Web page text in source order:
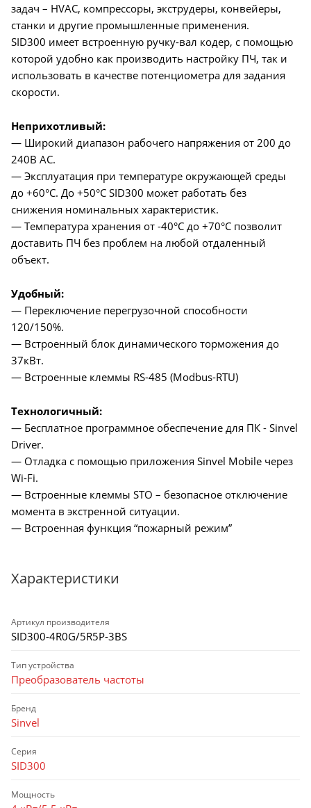
задач – HVAC, компрессоры, экструдеры, конвейеры,
станки и другие промышленные применения.
SID300 имеет встроенную ручку-вал кодер, с помощью
которой удобно как производить настройку ПЧ, так и
использовать в качестве потенциометра для задания
скорости.
Неприхотливый:
— Широкий диапазон рабочего напряжения от 200 до
240В AC.
— Эксплуатация при температуре окружающей среды
до +60°C. До +50°C SID300 может работать без
снижения номинальных характеристик.
— Температура хранения от -40°C до +70°C позволит
доставить ПЧ без проблем на любой отдаленный
объект.
Удобный:
— Переключение перегрузочной способности
120/150%.
— Встроенный блок динамического торможения до
37кВт.
— Встроенные клеммы RS-485 (Modbus-RTU)
Технологичный:
— Бесплатное программное обеспечение для ПК - Sinvel
Driver.
— Отладка с помощью приложения Sinvel Mobile через
Wi-Fi.
— Встроенные клеммы STO – безопасное отключение
момента в экстренной ситуации.
— Встроенная функция “пожарный режим”
Характеристики
Артикул производителя
SID300-4R0G/5R5P-3BS
Тип устройства
Преобразователь частоты
Бренд
Sinvel
Серия
SID300
Мощность